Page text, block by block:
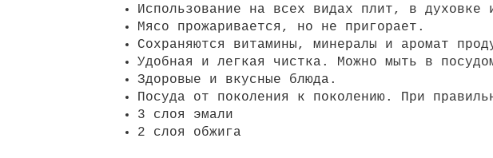
Использование на всех видах плит, в
Мясо прожаривается, но не пригорает.
Сохраняются витамины, минералы и аромат
Удобная и легкая чистка. Можно мыть в
Здоровые и вкусные блюда.
Посуда от поколения к поколению. При
3 слоя эмали
2 слоя обжига